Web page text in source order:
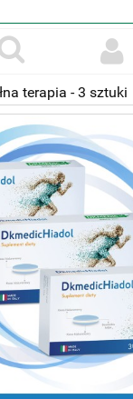
terapia - 3 sztuki